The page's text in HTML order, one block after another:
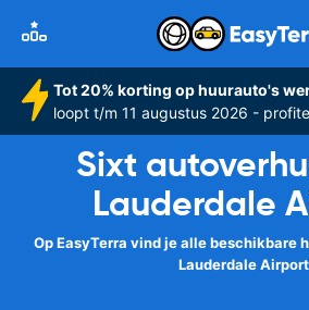
Tot 20% korting op huurauto's
loopt t/m 11 augustus 2026 -
Sixt
Lauderdale
Op EasyTerra vind je alle beschikbare
Lauderdale Airport